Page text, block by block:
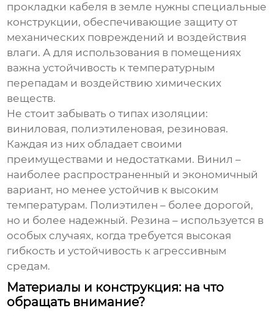
прокладки кабеля в земле нужны специальные
конструкции, обеспечивающие защиту от
механических повреждений и воздействия
влаги. А для использования в помещениях
важна устойчивость к температурным
перепадам и воздействию химических
веществ.
Не стоит забывать о типах изоляции:
виниловая, полиэтиленовая, резиновая.
Каждая из них обладает своими
преимуществами и недостатками. Винил –
наиболее распространенный и экономичный
вариант, но менее устойчив к высоким
температурам. Полиэтилен – более дорогой,
но и более надежный. Резина – используется в
особых случаях, когда требуется высокая
гибкость и устойчивость к агрессивным
средам.
Материалы и конструкция: на что
обращать внимание?